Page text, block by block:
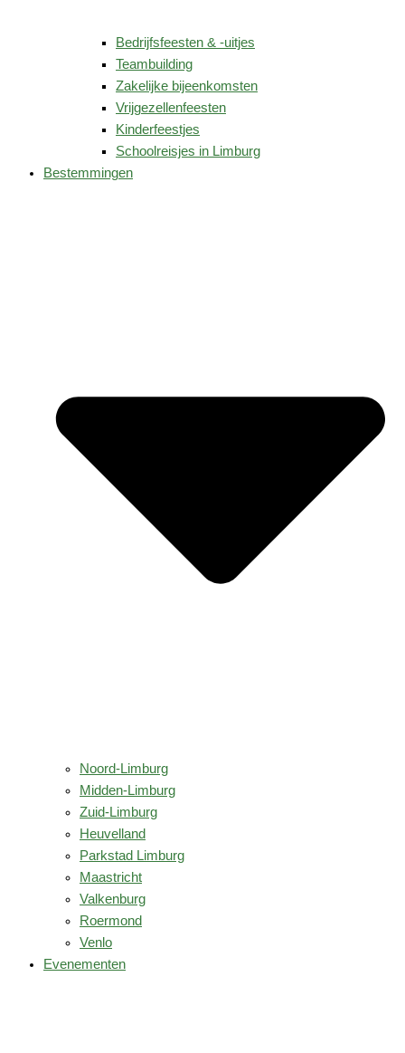
Bedrijfsfeesten & -uitjes
Teambuilding
Zakelijke bijeenkomsten
Vrijgezellenfeesten
Kinderfeestjes
Schoolreisjes in Limburg
Bestemmingen
Noord-Limburg
Midden-Limburg
Zuid-Limburg
Heuvelland
Parkstad Limburg
Maastricht
Valkenburg
Roermond
Venlo
Evenementen